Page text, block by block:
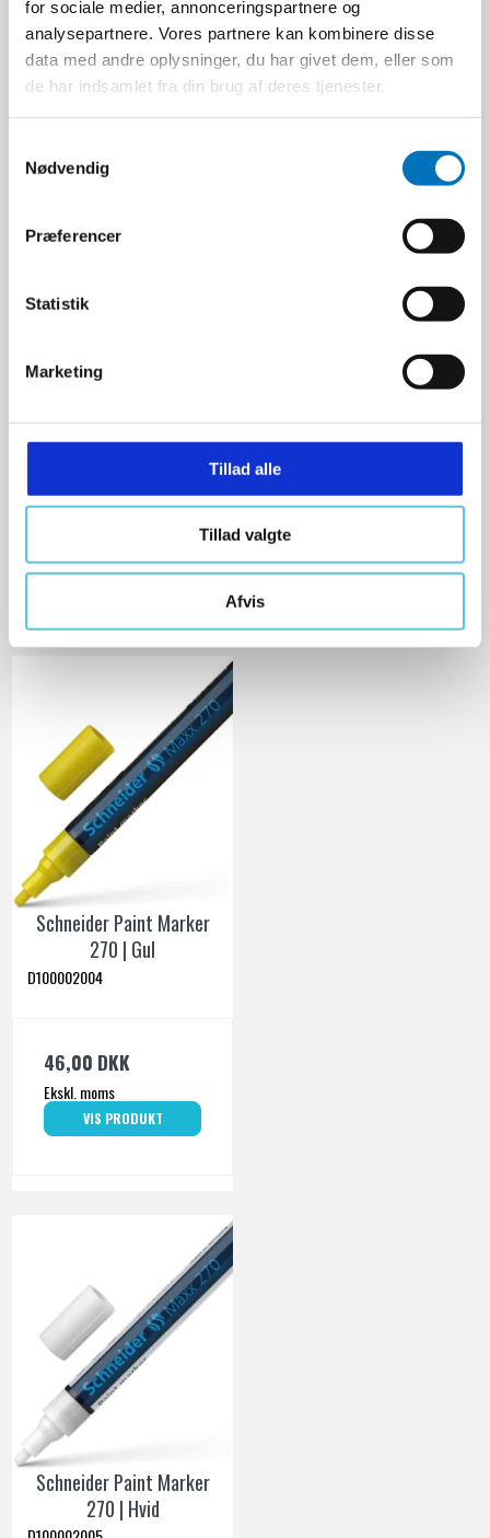
for sociale medier, annonceringspartnere og
analysepartnere. Vores partnere kan kombinere disse
data med andre oplysninger, du har givet dem, eller som
de har indsamlet fra din brug af deres tjenester.
Nødvendig
Præferencer
Statistik
Marketing
Tillad alle
Tillad valgte
Afvis
Schneider Paint Marker
270 | Blå
D100002003
46,00 DKK
VIS PRODUKT
Schneider Paint Marker
270 | Gul
D100002004
46,00 DKK
Ekskl. moms
VIS PRODUKT
Schneider Paint Marker
270 | Hvid